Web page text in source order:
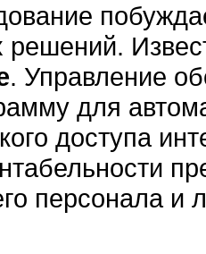
решений.
. Управление
для
доступа
персонала и